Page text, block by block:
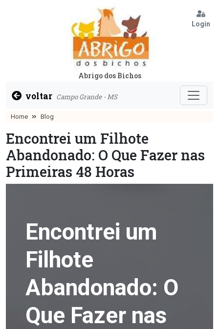
Login
Abrigo dos Bichos
voltar Campo Grande - MS
Home Blog
Encontrei um Filhote
Abandonado: O Que Fazer nas
Primeiras 48 Horas
Encontrei um
Filhote
Abandonado: O
Que Fazer nas